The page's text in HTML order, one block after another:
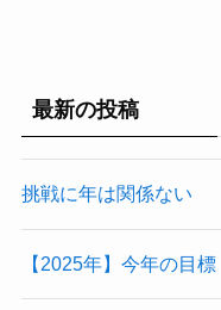
最新の投稿
挑戦に年は関係ない
【2025年】今年の目標